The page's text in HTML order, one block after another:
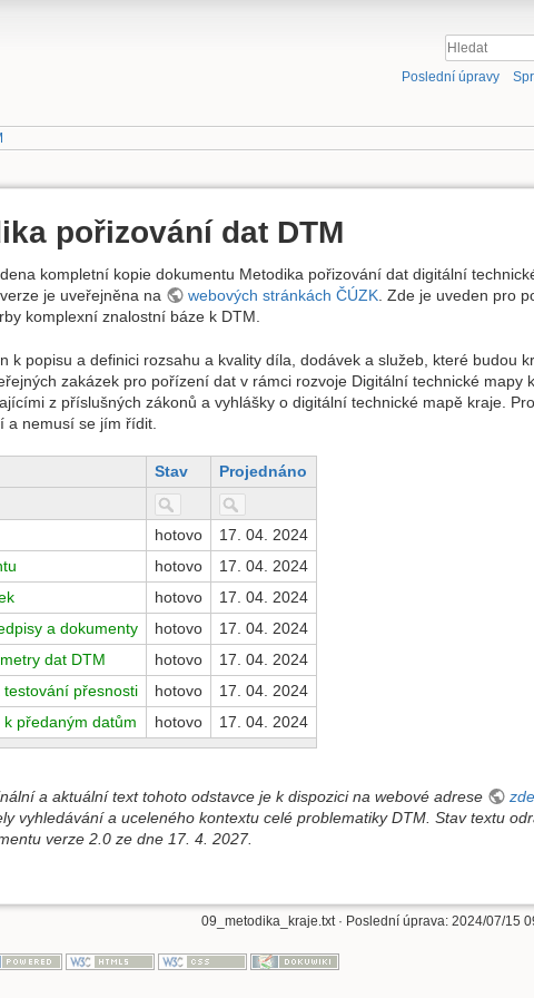
Poslední úpravy
pořizování dat DTM
kompletní kopie dokumentu Metodika pořizování dat digitální
je uveřejněna na
webových stránkách ČÚZK. Zde je uveden pro
komplexní znalostní báze k DTM.
k popisu a definici rozsahu a kvality díla, dodávek a služeb, které budou
zakázek pro pořízení dat v rámci rozvoje Digitální technické mapy
z příslušných zákonů a vyhlášky o digitální technické mapě kraje.
a nemusí se jím řídit.
Stav Projednáno
hotovo
17. 04. 2024
hotovo
17. 04. 2024
hotovo
17. 04. 2024
a dokumenty
hotovo
17. 04. 2024
dat DTM
hotovo
17. 04. 2024
přesnosti
hotovo
17. 04. 2024
předaným datům
hotovo 17. 04. 2024
a aktuální text tohoto odstavce je k dispozici na webové adrese zde
vyhledávání a uceleného kontextu celé problematiky DTM. Stav textu
verze 2.0 ze dne 17. 4. 2027.
09_metodika_kraje.txt · Poslední úprava: 2024/07/15